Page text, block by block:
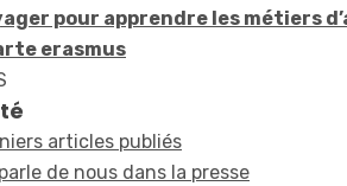
pour apprendre les métiers
erasmus
articles publiés
de nous dans la presse